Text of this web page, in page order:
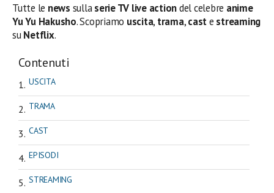
Tutte le news sullaserie TV live actiondel celebre anime
Yu Yu Hakusho. Scopriamo uscita, trama,caste streaming
suNetflix.
Contenuti
USCITA
TRAMA
CAST
EPISODI
STREAMING